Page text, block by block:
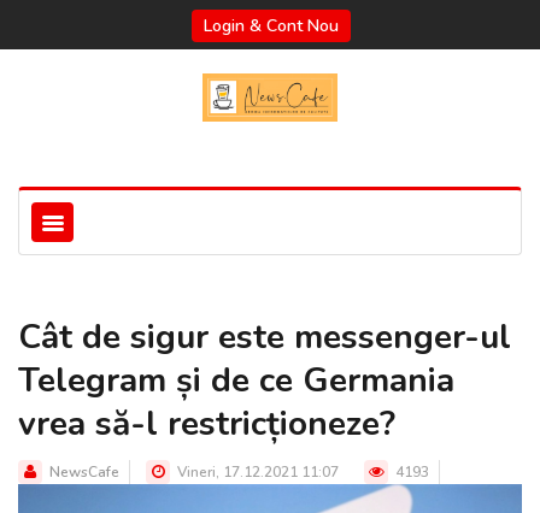
Login & Cont Nou
Cât de sigur este messenger-ul
Telegram și de ce Germania
vrea să-l restricționeze?
NewsCafe Vineri, 17.12.2021 11:07 4193